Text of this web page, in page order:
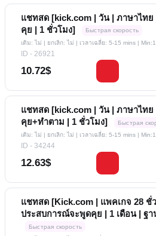
แชทสด [kick.com | วัน | ภาษาไท
คุย | 1 ชั่วโมง]
Быстрая скорость
เติม: ไม่ | ยกเลิก: ไม่ | เวลาเฉลี่ย: 5-15 mins |
ID - 26921
10.72$
แชทสด [kick.com | วัน | ภาษาไท
คุย+ทำตาม | 1 ชั่วโมง]
Быстрая
เติม: ไม่ | ยกเลิก: ไม่ | เวลาเฉลี่ย: 5-15 mins |
ID - 34244
12.63$
แชทสด [Kick.com | แพคเกจ 28 ชั่
ประสบการณ์จะพูดคุย | 1 เดือน | ฐ
Быстрая скорость